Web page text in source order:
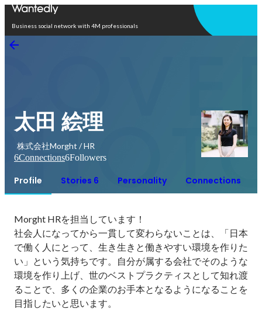
Business social network with 4M professionals
太田 絵理
株式会社Morght / HR
6Connections6Followers
Profile Stories 6 Personality Connections
Morght HRを担当しています！
社会人になってから一貫して変わらないことは、「日本
で働く人にとって、生き生きと働きやすい環境を作りた
い」という気持ちです。自分が属する会社でそのような
環境を作り上げ、世のベストプラクティスとして知れ渡
ることで、多くの企業のお手本となるようになることを
目指したいと思います。